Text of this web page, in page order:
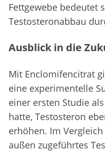
Fettgewebe bedeutet
Testosteronabbau
Ausblick in die
Mit Enclomifencitrat
eine experimentelle
einer ersten Studie
hatte, Testosteron
erhöhen. Im
außen zugeführtes